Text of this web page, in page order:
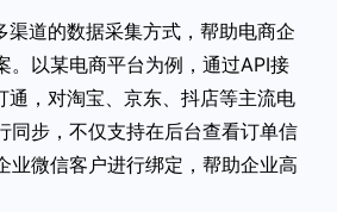
渠道的数据采集方式，帮助电商企
。以某电商平台为例，通过API接
通，对淘宝、京东、抖店等主流电
同步，不仅支持在后台查看订单信
业微信客户进行绑定，帮助企业高